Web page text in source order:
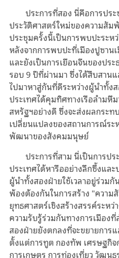
ประการที่สอง นี่คือการป
ประวัติศาสตร์ใหม่ของความสั
ประชุมครั้งนี้เป็นการพบปะระห
หลังจากการพบปะที่เมืองปูซาน
และยังเป็นการเยือนจีนของปร
รอบ 9 ปีที่ผ่านมา ซึ่งได้สืบสานแ
ไปมาหาสู่กันที่ดีระหว่างผู้นำทั้ง
ประเทศได้คุมทิศทางเรือลำมหึ
สหรัฐฯอย่างดี ซึ่งจะส่งผลกระ
เปลี่ยนแปลงของสถานการณ์ระ
พัฒนาของสังคมมนุษย์
ประการที่สาม นี่เป็นการป
ประเทศได้หารืออย่างลึกซึ้งแล
ผู้นำทั้งสองฝ่ายใช้เวลาอยู่ร่วมกั
พ้องต้องกันในการสร้าง "ควา
ยุทธศาสตร์เชิงสร้างสรรค์ระห
ความรับรู้ร่วมกันทางการเมือง
สองฝ่ายยังตกลงที่จะขยายการ
ตั้งแต่การทูต กองทัพ เศรษฐกิ
การเกษตร การท่องเที่ยว วัฒน